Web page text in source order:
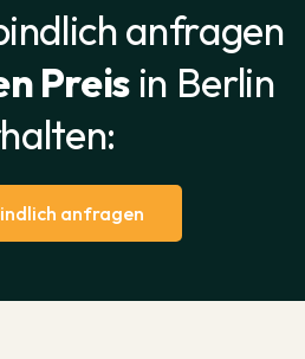
anfragen
Preis in Berlin
anfragen